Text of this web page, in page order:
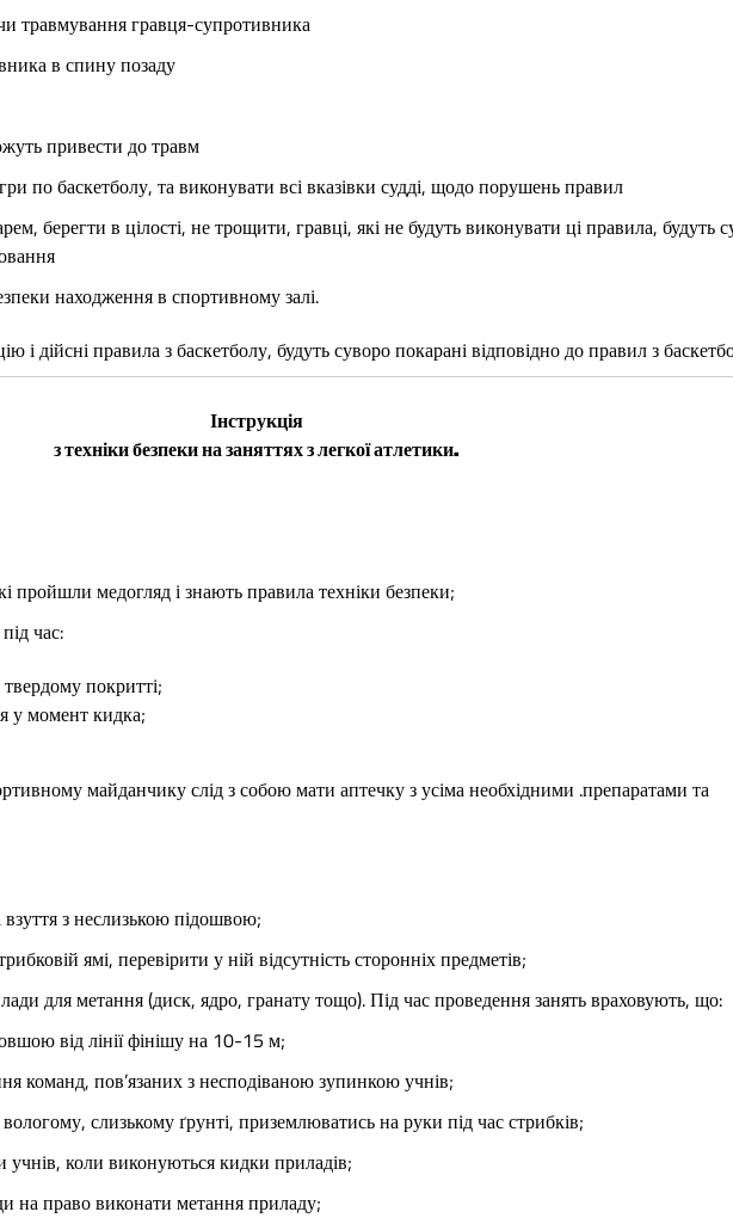
травмування гравця-супротивника
в спину позаду
привести до травм
по баскетболу, та виконувати всі вказівки судді, щодо порушень правил
берегти в цілості, не трощити, гравці, які не будуть виконувати ці правила, будуть
находження в спортивному залі.
і дійсні правила з баскетболу, будуть суворо покарані відповідно до правил з
Інструкція
з техніки безпеки на заняттях з легкої атлетики.
пройшли медогляд і знають правила техніки безпеки;
час:
покритті;
у момент кидка;
майданчику слід з собою мати аптечку з усіма необхідними .препаратами та
з неслизькою підошвою;
ямі, перевірити у ній відсутність сторонніх предметів;
для метання (диск, ядро, гранату тощо). Під час проведення занять враховують, що:
від лінії фінішу на 10-15 м;
команд, пов’язаних з несподіваною зупинкою учнів;
слизькому ґрунті, приземлюватись на руки під час стрибків;
учнів, коли виконуються кидки приладів;
на право виконати метання приладу;